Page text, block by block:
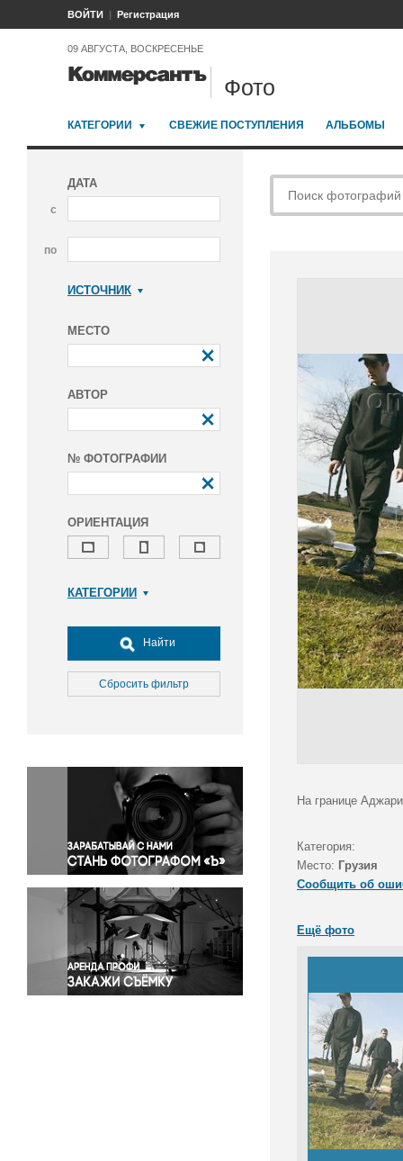
ВОЙТИ Регистрация
09 АВГУСТА, ВОСКРЕСЕНЬЕ
Фото
КАТЕГОРИИ СВЕЖИЕ ПОСТУПЛЕНИЯ АЛЬБОМЫ
ДАТА
с
по
ИСТОЧНИК
МЕСТО
АВТОР
№ ФОТОГРАФИИ
ОРИЕНТАЦИЯ
КАТЕГОРИИ
Досуг, туризм и отдых
Культура
Медицина
Окружающая среда
Политика
Правосудие
Происшествия и конфликты
Религия
Светская жизнь
Спорт
Экология
Экономика и бизнес
Найти
Сбросить фильтр
На границе
Категория:
Место: Грузия
Сообщить об
Ещё фото